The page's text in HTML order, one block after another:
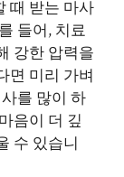
때 받는 마사
들어, 치료
강한 압력을
면 미리 가벼
를 많이 하
음이 더 깊
수 있습니